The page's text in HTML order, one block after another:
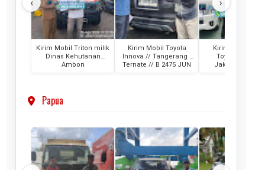
‹
Kirim Mobil Triton milik
Dinas Kehutanan
Ambon
Kirim Mobil Toyota
Innova // Tangerang -
Ternate // B 2475 JUN
Kirim 2 Unit
Toyota HiAce //
Jakarta -
›
Papua